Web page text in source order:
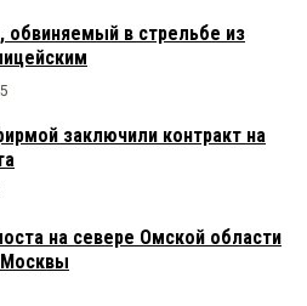
10 мая 2021 в 08:36:
не обсуждают. Он общался с
кто её рассматривает. Хотя
то развлекается по своему! Одни
в егерей стреляют... наш в
«кикимору» решил посетить
в стрельбе из
заключили контракт на
на севере Омской области
Москвы